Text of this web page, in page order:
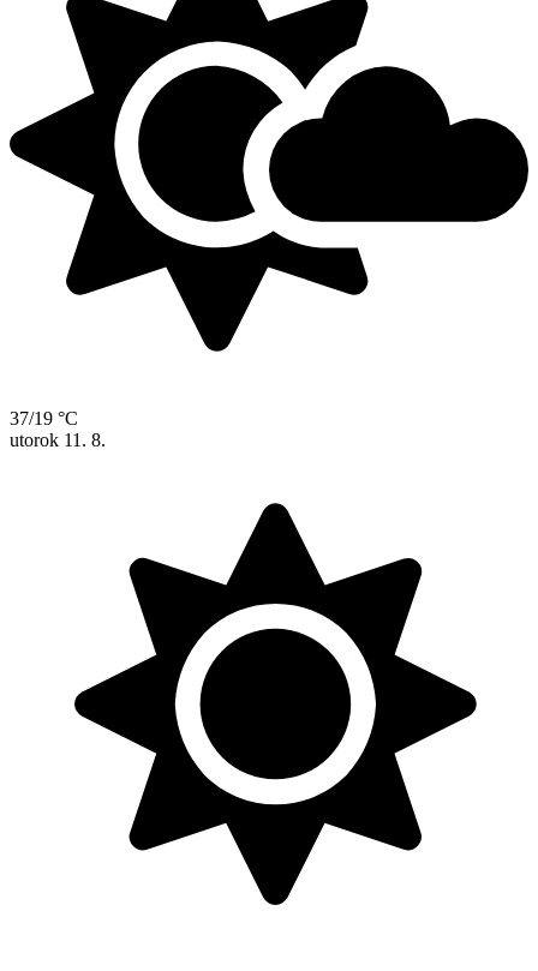
37/19 °C
utorok 11. 8.